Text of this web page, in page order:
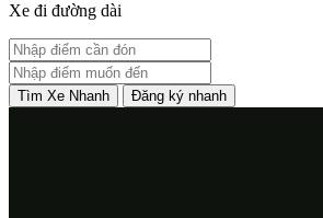
Xe đi đường dài
Tìm Xe Nhanh Đăng ký nhanh